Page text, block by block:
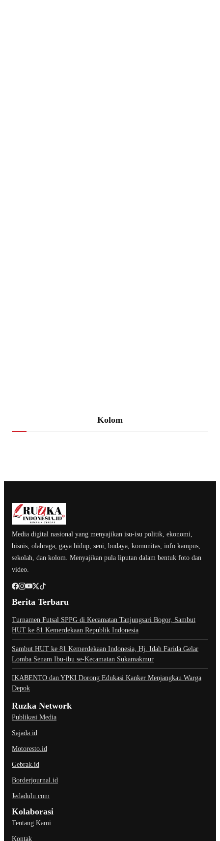
Kolom
Media digital nasional yang menyajikan isu-isu politik, ekonomi,
bisnis, olahraga, gaya hidup, seni, budaya, komunitas, info kampus,
sekolah, dan kolom. Menyajikan pula liputan dalam bentuk foto dan
video.
Berita Terbaru
Turnamen Futsal SPPG di Kecamatan Tanjungsari Bogor, Sambut
HUT ke 81 Kemerdekaan Republik Indonesia
Sambut HUT ke 81 Kemerdekaan Indonesia, Hj. Idah Farida Gelar
Lomba Senam Ibu-ibu se-Kecamatan Sukamakmur
IKABENTO dan YPKI Dorong Edukasi Kanker Menjangkau Warga
Depok
Ruzka Network
Publikasi Media
Sajada.id
Motoresto.id
Gebrak.id
Borderjournal.id
Jedadulu.com
Kolaborasi
Tentang Kami
Kontak